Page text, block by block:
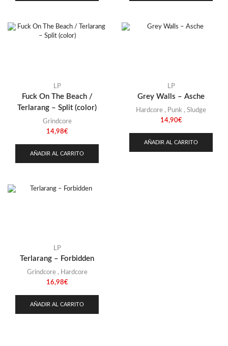
LP
Fuck On The Beach /
Terlarang – Split (color)
Grindcore
14,98€
AÑADIR AL CARRITO
LP
Grey Walls – Asche
Hardcore , Punk , Sludge
14,90€
AÑADIR AL CARRITO
LP
Terlarang – Forbidden
Grindcore, Hardcore
16,98€
AÑADIR AL CARRITO